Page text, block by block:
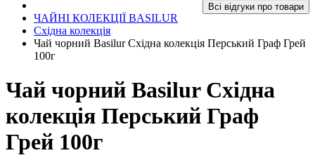
Всі відгуки про товари
ЧАЙНІ КОЛЕКЦІЇ BASILUR
Східна колекція
Чай чорний Basilur Східна колекція Перський Граф Грей
100г
Чай чорний Basilur Східна
колекція Перський Граф
Грей 100г